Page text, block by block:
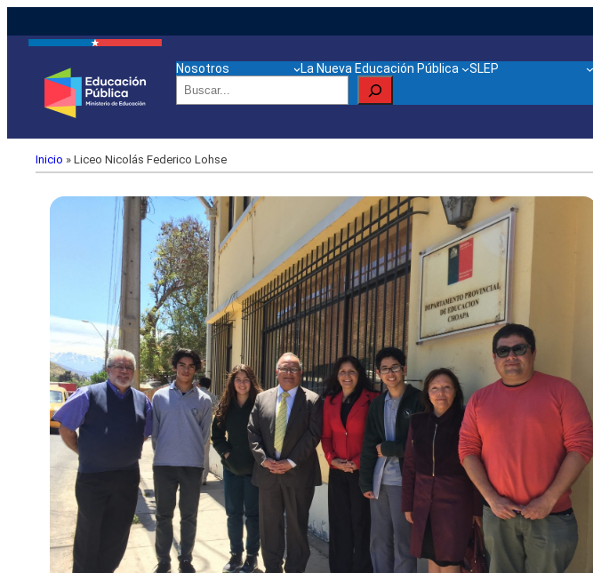
Nosotros La Nueva Educación Pública SLEP
Buscar
Inicio » Liceo Nicolás Federico Lohse